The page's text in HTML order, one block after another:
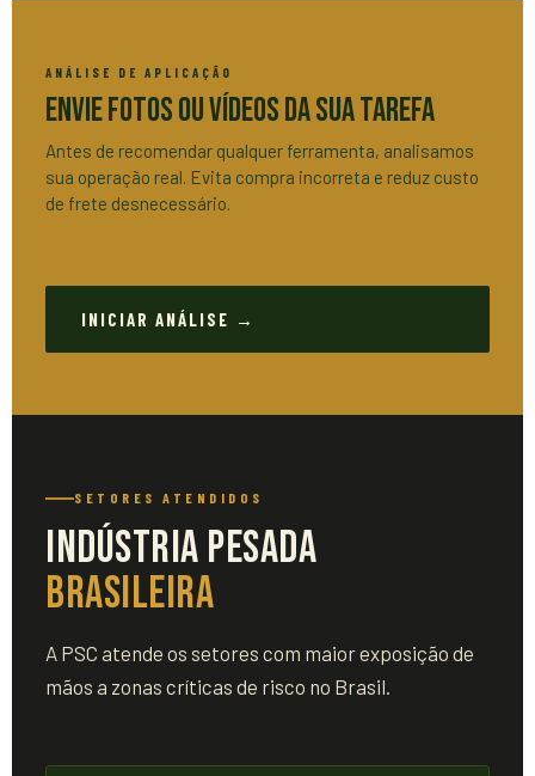
ANÁLISE DE APLICAÇÃO
Envie Fotos ou Vídeos da Sua Tarefa
Antes de recomendar qualquer ferramenta, analisamos
sua operação real. Evita compra incorreta e reduz custo
de frete desnecessário.
INICIAR ANÁLISE →
SETORES ATENDIDOS
Indústria Pesada
Brasileira
A PSC atende os setores com maior exposição de
mãos a zonas críticas de risco no Brasil.